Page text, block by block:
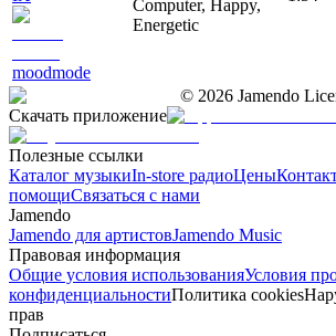
moodmode
Computer, Happy,
Energetic
© 2026 Jamendo
Скачать приложение
Полезные ссылки
Каталог музыкиIn-store радиоЦены
помощиСвязаться с нами
Jamendo
Jamendo для артистовJamendo Music
Правовая информация
Общие условия использованияУсловия
конфиденциальностиПолитика cookies
прав